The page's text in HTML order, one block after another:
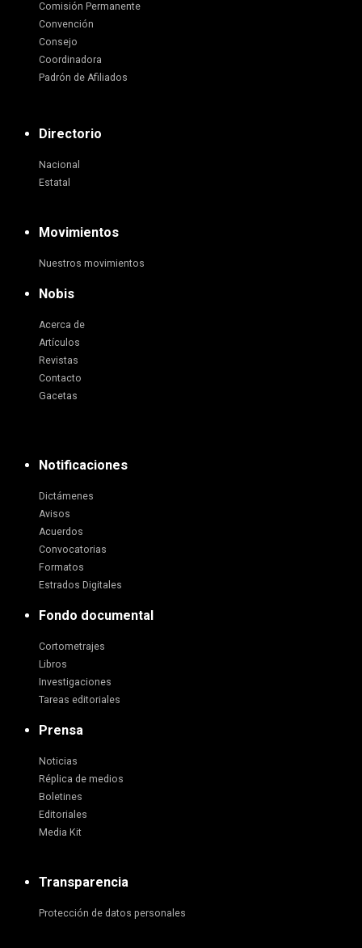
Comisión Permanente
Convención
Consejo
Coordinadora
Padrón de Afiliados
Directorio
Nacional
Estatal
Movimientos
Nuestros movimientos
Nobis
Acerca de
Artículos
Revistas
Contacto
Gacetas
Notificaciones
Dictámenes
Avisos
Acuerdos
Convocatorias
Formatos
Estrados Digitales
Fondo documental
Cortometrajes
Libros
Investigaciones
Tareas editoriales
Prensa
Noticias
Réplica de medios
Boletines
Editoriales
Media Kit
Transparencia
Protección de datos personales